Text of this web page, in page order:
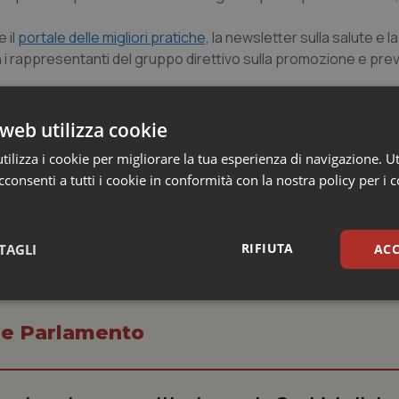
il portale delle migliori pratiche, la newsletter sulla salute e
rappresentanti del gruppo direttivo sulla promozione e
l’obiettivo di sviluppo sostenibile per ridurre di un
Parlamento
utilizza cookie
i cookie per migliorare la tua esperienza di navigazione.
a tutti i cookie in conformità con la nostra policy per i
RIFIUTA
Statistici